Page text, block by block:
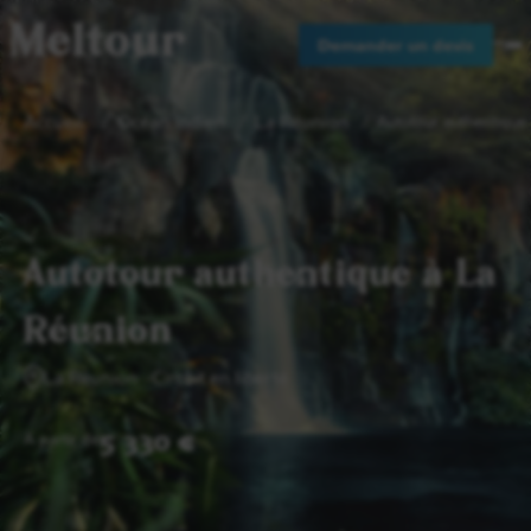
Meltour Demander un devis
Accueil
Autotour authentique à La
Réunion
La Réunion Circuit en liberté
A partir de 5 330 €